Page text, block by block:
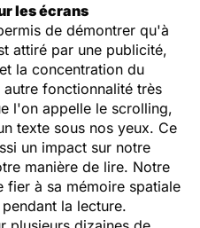
les écrans
de démontrer qu'à
attiré par une publicité,
la concentration du
fonctionnalité très
l'on appelle le scrolling,
texte sous nos yeux. Ce
un impact sur notre
manière de lire. Notre
fier à sa mémoire spatiale
la lecture.